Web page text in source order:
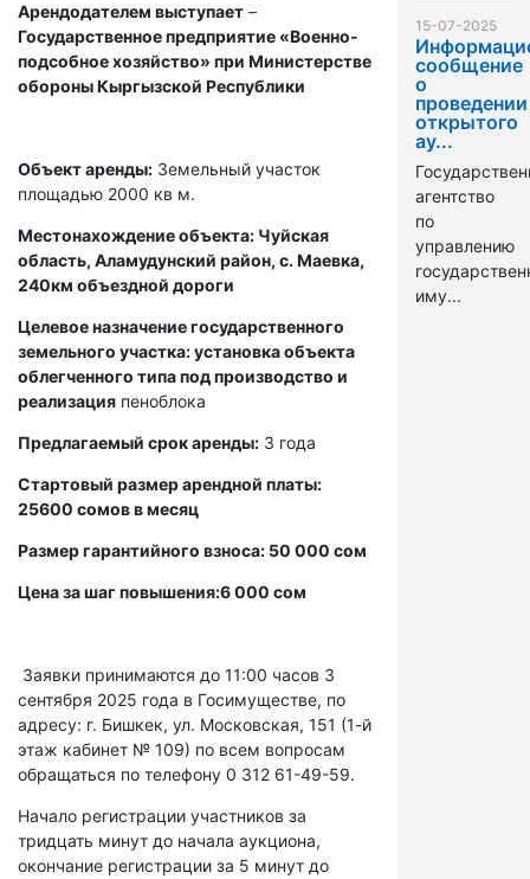
Арендодателем выступает –
Государственное предприятие «Военно-
подсобное хозяйство» при Министерстве
обороны Кыргызской Республики
Объект аренды: Земельный участок
площадью 2000 кв м.
Местонахождение объекта: Чуйская
область, Аламудунский район, с. Маевка,
240км объездной дороги
Целевое назначение государственного
земельного участка: установка объекта
облегченного типа под производство и
реализация пеноблока
Предлагаемый срок аренды: 3 года
Стартовый размер арендной платы:
25600 сомов в месяц
Размер гарантийного взноса: 50 000 сом
Цена за шаг повышения:6 000 сом
Заявки принимаются до 11:00 часов 3
сентября 2025 года в Госимуществе, по
адресу: г. Бишкек, ул. Московская, 151 (1-й
этаж кабинет № 109) по всем вопросам
обращаться по телефону 0 312 61-49-59.
Начало регистрации участников за
тридцать минут до начала аукциона,
окончание регистрации за 5 минут до
15-07-2025
сообщение
о
проведении
открытого
ау...
агентство
по
управлению
иму...